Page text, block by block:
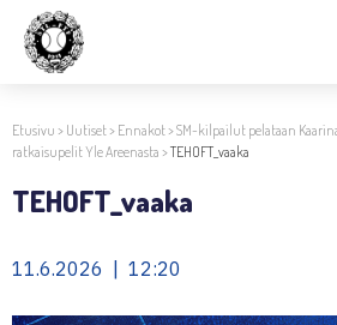
Etusivu > Uutiset> Ennakot>SM-kilpailut pelataan
ratkaisupelit Yle Areenasta >TEHOFT_vaaka
TEHOFT_vaaka
11.6.2026 | 12:20